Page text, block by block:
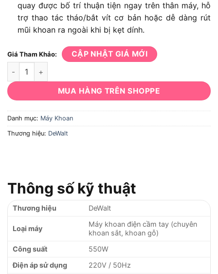
quay được bố trí thuận tiện ngay trên thân máy, hỗ
trợ thao tác tháo/bắt vít cơ bản hoặc dễ dàng rút
mũi khoan ra ngoài khi bị kẹt dính.
Giá Tham Khảo: CẬP NHẬT GIÁ MỚI
Máy khoan DeWalt D21003 số lượng
MUA HÀNG TRÊN SHOPPE
Danh mục: Máy Khoan
Thương hiệu: DeWalt
Thông số kỹ thuật
Thương hiệu DeWalt
Loại máy
Máy khoan điện cầm tay (chuyên
khoan sắt, khoan gỗ)
Công suất
550W
Điện áp sử dụng
220V / 50Hz